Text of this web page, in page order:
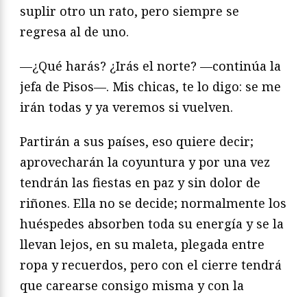
suplir otro un rato, pero siempre se
regresa al de uno.
—¿Qué harás? ¿Irás el norte? —continúa la
jefa de Pisos—. Mis chicas, te lo digo: se me
irán todas y ya veremos si vuelven.
Partirán a sus países, eso quiere decir;
aprovecharán la coyuntura y por una vez
tendrán las fiestas en paz y sin dolor de
riñones. Ella no se decide; normalmente los
huéspedes absorben toda su energía y se la
llevan lejos, en su maleta, plegada entre
ropa y recuerdos, pero con el cierre tendrá
que carearse consigo misma y con la